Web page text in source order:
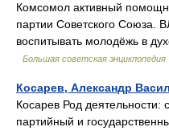
Комсомол активный
партии Советского Союза.
воспитывать молодёжь в
Большая советская энциклопедия
Косарев, Александр
Косарев Род деятельности:
партийный и